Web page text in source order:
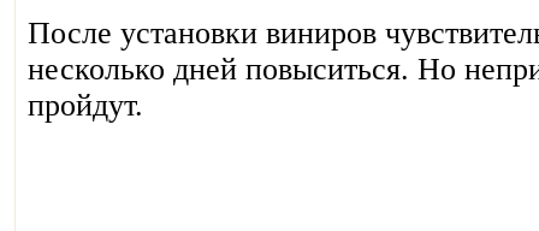
После установки виниров
несколько дней повыситься. Но
пройдут.